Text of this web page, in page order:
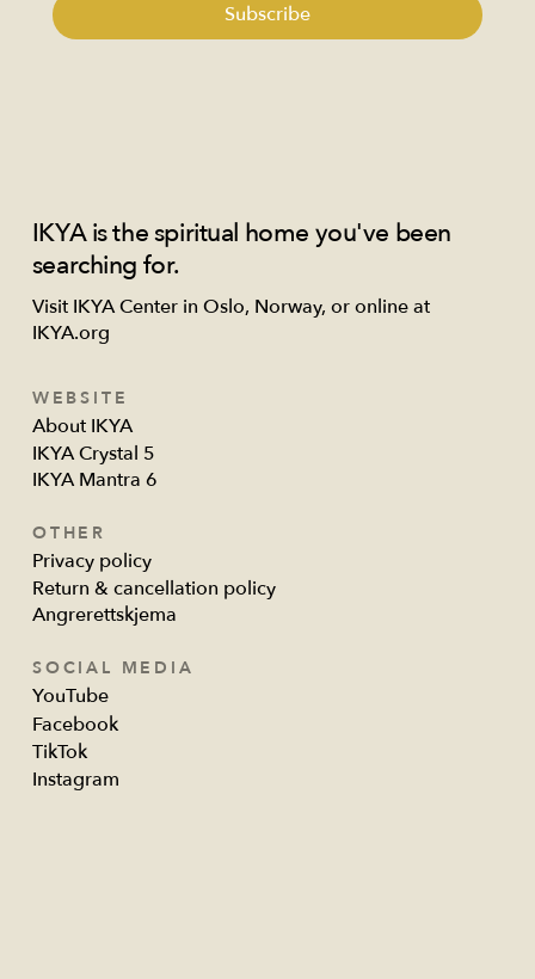
Subscribe
IKYA is the spiritual home you've been
searching for.
Visit IKYA Center in Oslo, Norway, or online at
IKYA.org
WEBSITE
About IKYA
IKYA Crystal 5
IKYA Mantra 6
OTHER
Privacy policy
Return & cancellation policy
Angrerettskjema
SOCIAL MEDIA
YouTube
Facebook
TikTok
Instagram